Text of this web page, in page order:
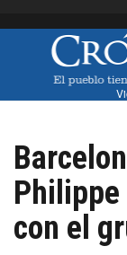
con el